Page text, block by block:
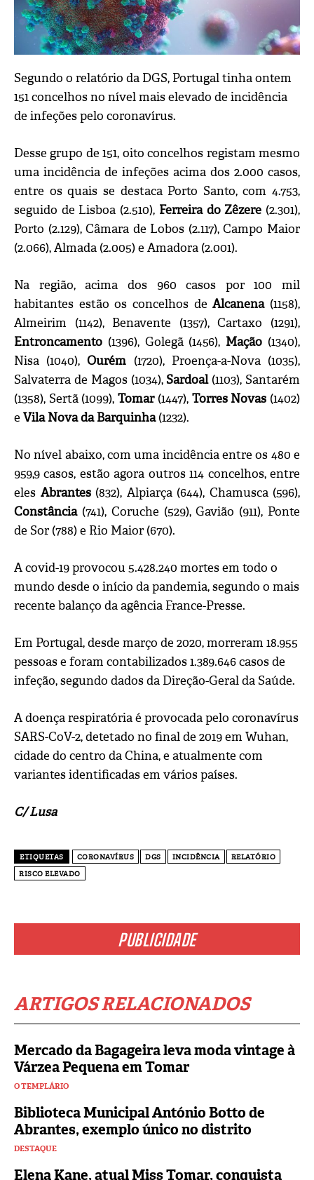
PUBLICIDADE
ARTIGOS RELACIONADOS
Mercado da Bagageira leva moda vintage à
Várzea Pequena em Tomar
O TEMPLÁRIO
Biblioteca Municipal António Botto de
Abrantes, exemplo único no distrito
DESTAQUE
Elena Kane, atual Miss Tomar, conquista
Segundo o relatório da DGS, Portugal tinha ontem
151 concelhos no nível mais elevado de incidência
de infeções pelo coronavírus.
Desse grupo de 151, oito concelhos registam mesmo
uma incidência de infeções acima dos 2.000 casos,
entre os quais se destaca Porto Santo, com 4.753,
seguido de Lisboa (2.510), Ferreira do Zêzere (2.301),
Porto (2.129), Câmara de Lobos (2.117), Campo Maior
(2.066), Almada (2.005) e Amadora (2.001).
Na região, acima dos 960 casos por 100 mil
habitantes estão os concelhos deAlcanena(1158),
Almeirim (1142), Benavente (1357), Cartaxo (1291),
Entroncamento (1396), Golegã (1456), Mação (1340),
Nisa (1040),Ourém (1720), Proença-a-Nova (1035),
Salvaterra de Magos (1034), Sardoal(1103), Santarém
(1358), Sertã (1099),Tomar(1447), Torres Novas (1402)
e Vila Nova da Barquinha(1232).
No nível abaixo, com uma incidência entre os 480 e
959,9 casos, estão agora outros 114 concelhos, entre
eles Abrantes(832), Alpiarça (644), Chamusca (596),
Constância(741), Coruche (529), Gavião (911), Ponte
de Sor (788) e Rio Maior (670).
A covid-19 provocou 5.428.240 mortes em todo o
mundo desde o início da pandemia, segundo o mais
recente balanço da agência France-Presse.
Em Portugal, desde março de 2020, morreram 18.955
pessoas e foram contabilizados 1.389.646 casos de
infeção, segundo dados da Direção-Geral da Saúde.
A doença respiratória é provocada pelo coronavírus
SARS-CoV-2, detetado no final de 2019 em Wuhan,
cidade do centro da China, e atualmente com
variantes identificadas em vários países.
C/ Lusa
ETIQUETAS CORONAVÍRUS DGS INCIDÊNCIA
RELATÓRIO
RISCO ELEVADO